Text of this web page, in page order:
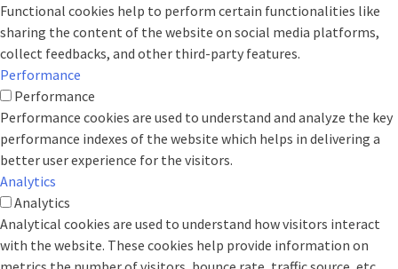
Functional cookies help to perform certain functionalities like
sharing the content of the website on social media platforms,
collect feedbacks, and other third-party features.
Performance
Performance
Performance cookies are used to understand and analyze the key
performance indexes of the website which helps in delivering a
better user experience for the visitors.
Analytics
Analytics
Analytical cookies are used to understand how visitors interact
with the website. These cookies help provide information on